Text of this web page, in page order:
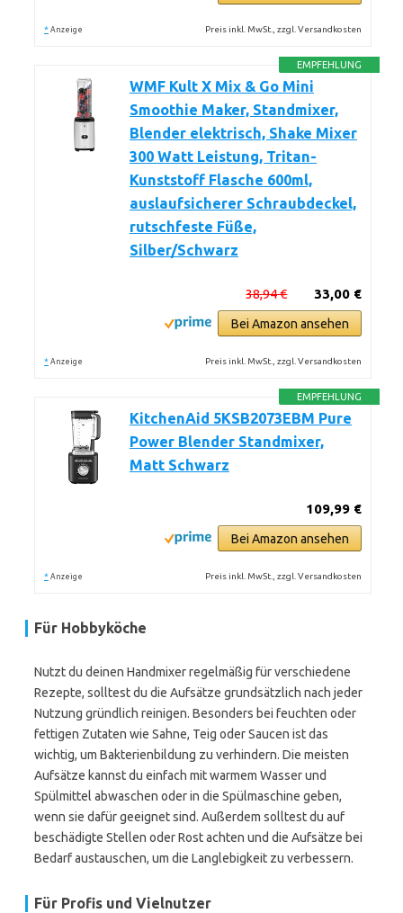
* Anzeige Preis inkl. MwSt., zzgl. Versandkosten
EMPFEHLUNG
WMF Kult X Mix & Go Mini
Smoothie Maker, Standmixer,
Blender elektrisch, Shake Mixer
300 Watt Leistung, Tritan-
Kunststoff Flasche 600ml,
auslaufsicherer Schraubdeckel,
rutschfeste Füße,
Silber/Schwarz
33,00 €
38,94 €
Bei Amazon ansehen
* Anzeige Preis inkl. MwSt., zzgl. Versandkosten
EMPFEHLUNG
KitchenAid 5KSB2073EBM Pure
Power Blender Standmixer,
Matt Schwarz
109,99 €
Bei Amazon ansehen
* Anzeige Preis inkl. MwSt., zzgl. Versandkosten
Für Hobbyköche
Nutzt du deinen Handmixer regelmäßig für verschiedene
Rezepte, solltest du die Aufsätze grundsätzlich nach jeder
Nutzung gründlich reinigen. Besonders bei feuchten oder
fettigen Zutaten wie Sahne, Teig oder Saucen ist das
wichtig, um Bakterienbildung zu verhindern. Die meisten
Aufsätze kannst du einfach mit warmem Wasser und
Spülmittel abwaschen oder in die Spülmaschine geben,
wenn sie dafür geeignet sind. Außerdem solltest du auf
beschädigte Stellen oder Rost achten und die Aufsätze bei
Bedarf austauschen, um die Langlebigkeit zu verbessern.
Für Profis und Vielnutzer